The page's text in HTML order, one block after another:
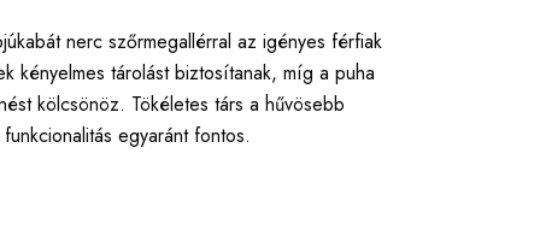
nerc szőrmegallérral az igényes férfiak
kényelmes tárolást biztosítanak, míg a puha
kölcsönöz. Tökéletes társ a hűvösebb
egyaránt fontos.